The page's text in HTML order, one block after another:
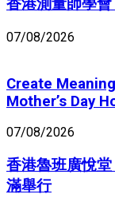
香港測量師學
07/08/2026
Create
Mother’s Day
07/08/2026
香港魯班廣悅
滿舉行